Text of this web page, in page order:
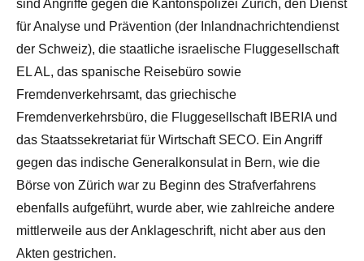
sind Angriffe gegen die Kantonspolizei Zürich, den Dienst
für Analyse und Prävention (der Inlandnachrichtendienst
der Schweiz), die staatliche israelische Fluggesellschaft
EL AL, das spanische Reisebüro sowie
Fremdenverkehrsamt, das griechische
Fremdenverkehrsbüro, die Fluggesellschaft IBERIA und
das Staatssekretariat für Wirtschaft SECO. Ein Angriff
gegen das indische Generalkonsulat in Bern, wie die
Börse von Zürich war zu Beginn des Strafverfahrens
ebenfalls aufgeführt, wurde aber, wie zahlreiche andere
mittlerweile aus der Anklageschrift, nicht aber aus den
Akten gestrichen.